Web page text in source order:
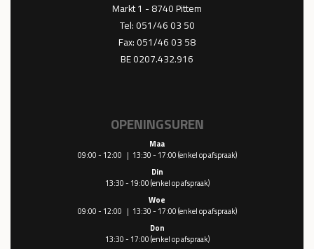
Markt 1 - 8740 Pittem
Tel: 051/46 03 50
Fax: 051/46 03 58
BE 0207.432.916
OPENINGSUREN
Maa
09:00 - 12:00
13:30 - 17:00(enkel op afspraak)
Din
13:30 - 19:00(enkel op afspraak)
Woe
09:00 - 12:00
13:30 - 17:00(enkel op afspraak)
Don
13:30 - 17:00(enkel op afspraak)